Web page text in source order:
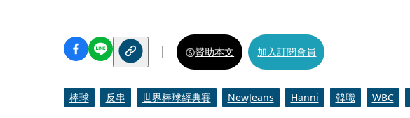
贊助本文 加入訂閱會員
棒球 反串 世界棒球經典賽 NewJeans Hanni 韓職 WBC